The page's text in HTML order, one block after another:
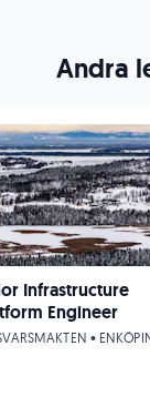
Andra
Infrastructure
Engineer
•